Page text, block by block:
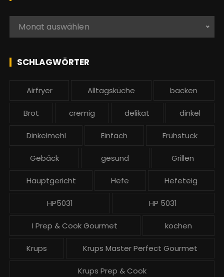
e
n
c
:
e
Monat auswählen
SCHLAGWÖRTER
Airfryer Alltagsküche backen
Brot cremig delikat dinkel
Dinkelmehl Einfach Frühstück
Gebäck gesund Grillen
Hauptgericht Hefe Hefeteig
HP5031 HP 5031
I Prep & Cook Gourmet kochen
Krups Krups Master Perfect Gourmet
Krups Prep & Cook